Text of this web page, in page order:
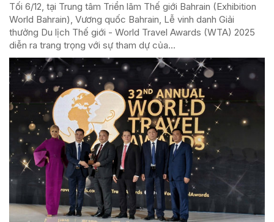
Tối 6/12, tại Trung tâm Triển lãm Thế giới Bahrain (Exhibition
World Bahrain), Vương quốc Bahrain, Lễ vinh danh Giải
thưởng Du lịch Thế giới - World Travel Awards (WTA) 2025
diễn ra trang trọng với sự tham dự của...